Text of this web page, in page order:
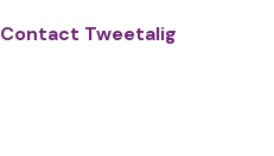
Contact Tweetalig